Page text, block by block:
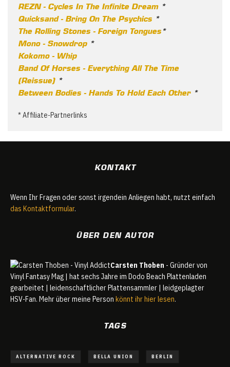
REZN - Cycles In The Infinite Dream*
Quicksand - Bring On The Psychics*
The Rolling Stones - Foreign Tongues*
Mono - Snowdrop*
Kokomo - Whip
Band Of Horses - Everything All The Time
(Reissue) *
Between Bodies - Hands To Hold Each Other*
* Affiliate-Partnerlinks
KONTAKT
Wenn Ihr Fragen oder sonst irgendein Anliegen habt, nutzt einfach
das Kontaktformular.
ÜBER DEN AUTOR
Carsten Thoben - Gründer von
Vinyl Fantasy Mag | hat sechs Jahre im Dodo Beach Plattenladen
gearbeitet | leidenschaftlicher Plattensammler | leidgeplagter
HSV-Fan. Mehr über meine Person könnt ihr hier lesen.
TAGS
ALTERNATIVE ROCK BELLA UNION BERLIN